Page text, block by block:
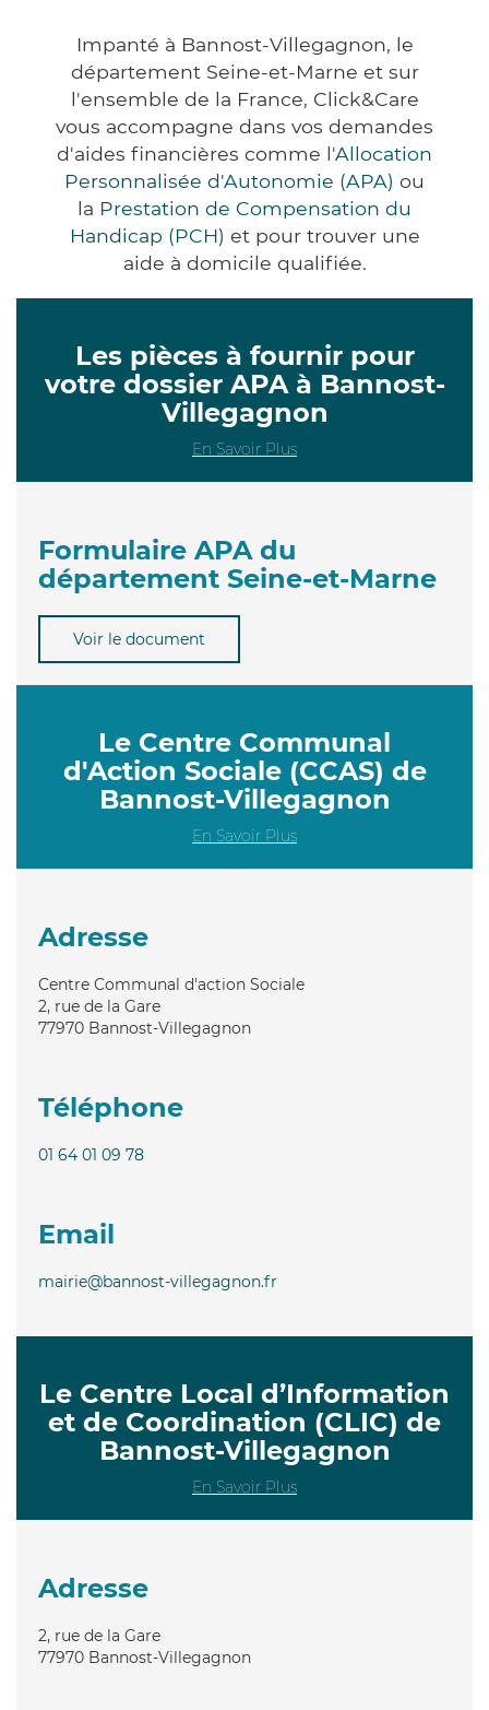
Impanté à Bannost-Villegagnon, le
département Seine-et-Marne et sur
l'ensemble de la France, Click&Care
vous accompagne dans vos demandes
d'aides financières comme l'Allocation
Personnalisée d'Autonomie (APA) ou
la Prestation de Compensation du
Handicap (PCH) et pour trouver une
aide à domicile qualifiée.
Les pièces à fournir pour
votre dossier APA à Bannost-
Villegagnon
En Savoir Plus
Formulaire APA du
département Seine-et-Marne
Voir le document
Le Centre Communal
d'Action Sociale (CCAS) de
Bannost-Villegagnon
En Savoir Plus
Adresse
Centre Communal d'action Sociale
2, rue de la Gare
77970 Bannost-Villegagnon
Téléphone
01 64 01 09 78
Email
mairie@bannost-villegagnon.fr
Le Centre Local d’Information
et de Coordination (CLIC) de
Bannost-Villegagnon
En Savoir Plus
Adresse
2, rue de la Gare
77970 Bannost-Villegagnon